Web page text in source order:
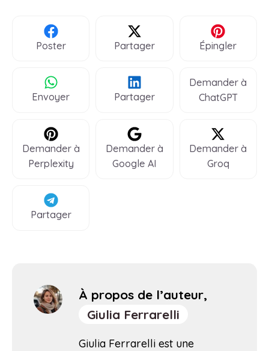
Poster Partager Épingler
Envoyer Partager
Demander à
ChatGPT
Demander à
Perplexity
Demander à
Google AI
Demander à
Groq
Partager
À propos de l’auteur,
Giulia Ferrarelli
Giulia Ferrarelli est une